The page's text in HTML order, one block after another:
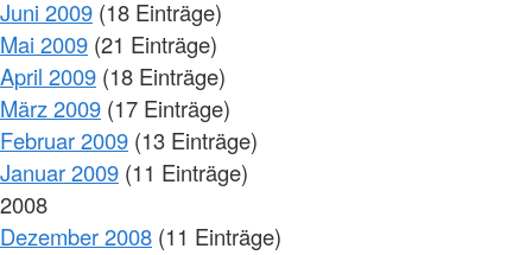
Juni 2009 (18 Einträge)
Mai 2009 (21 Einträge)
April 2009 (18 Einträge)
März 2009 (17 Einträge)
Februar 2009 (13 Einträge)
Januar 2009 (11 Einträge)
2008
Dezember 2008 (11 Einträge)